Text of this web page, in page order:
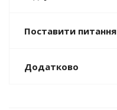
Поставити питання
Додатково